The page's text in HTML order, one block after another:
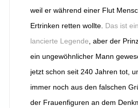
weil er während einer Flut
Ertrinken retten wollte. Das ist
lancierte Legende, aber der
ein ungewöhnlicher Mann
jetzt schon seit 240 Jahren tot,
immer noch aus den falschen
der Frauenfiguren an dem